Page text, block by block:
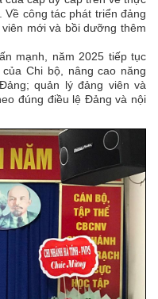
Về công tác phát triển đảng
mới và bồi dưỡng thêm
mạnh, năm 2025 tiếp tục
Chi bộ, nâng cao năng
quản lý đảng viên và
đúng điều lệ Đảng và nội